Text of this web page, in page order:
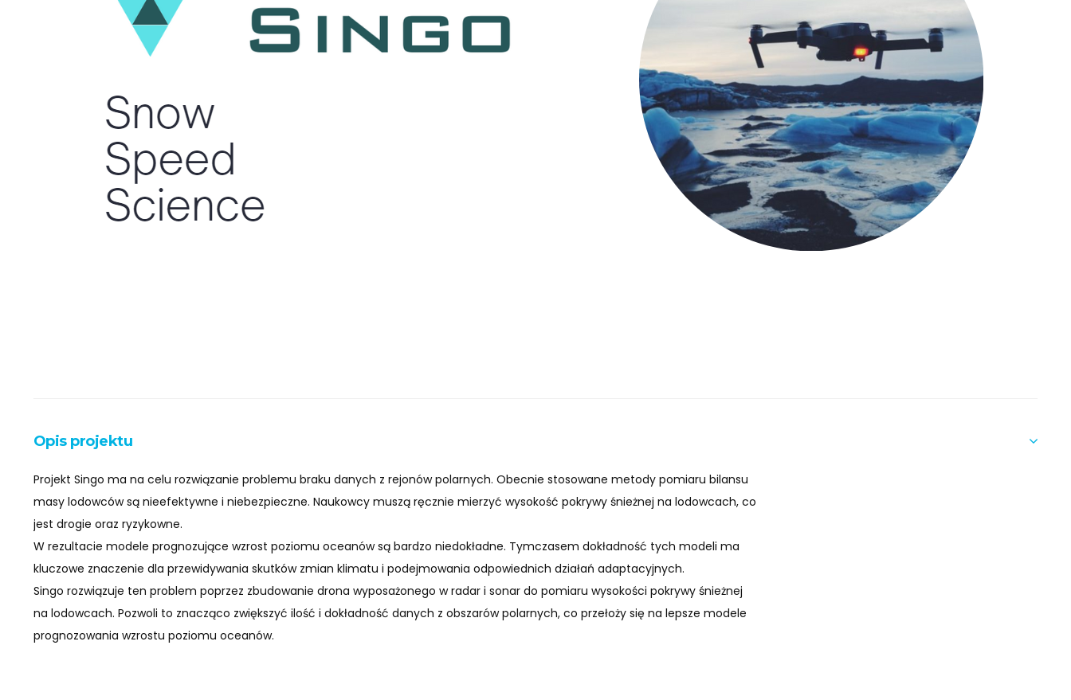
Opis projektu
Projekt Singo ma na celu rozwiązanie problemu braku danych z rejonów polarnych. Obecnie stosowane metody pomiaru bilansu
masy lodowców są nieefektywne i niebezpieczne. Naukowcy muszą ręcznie mierzyć wysokość pokrywy śnieżnej na lodowcach, co
jest drogie oraz ryzykowne.
W rezultacie modele prognozujące wzrost poziomu oceanów są bardzo niedokładne. Tymczasem dokładność tych modeli ma
kluczowe znaczenie dla przewidywania skutków zmian klimatu i podejmowania odpowiednich działań adaptacyjnych.
Singo rozwiązuje ten problem poprzez zbudowanie drona wyposażonego w radar i sonar do pomiaru wysokości pokrywy śnieżnej
na lodowcach. Pozwoli to znacząco zwiększyć ilość i dokładność danych z obszarów polarnych, co przełoży się na lepsze modele
prognozowania wzrostu poziomu oceanów.